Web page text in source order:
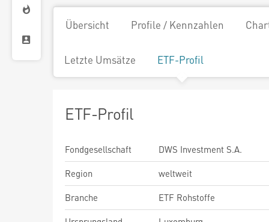
Übersicht Profile / Kennzahlen
Letzte Umsätze ETF-Profil
ETF-Profil
Fondgesellschaft
DWS Investment S.A.
Region
weltweit
Branche
ETF Rohstoffe